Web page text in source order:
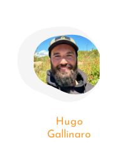
Hugo
Gallinaro